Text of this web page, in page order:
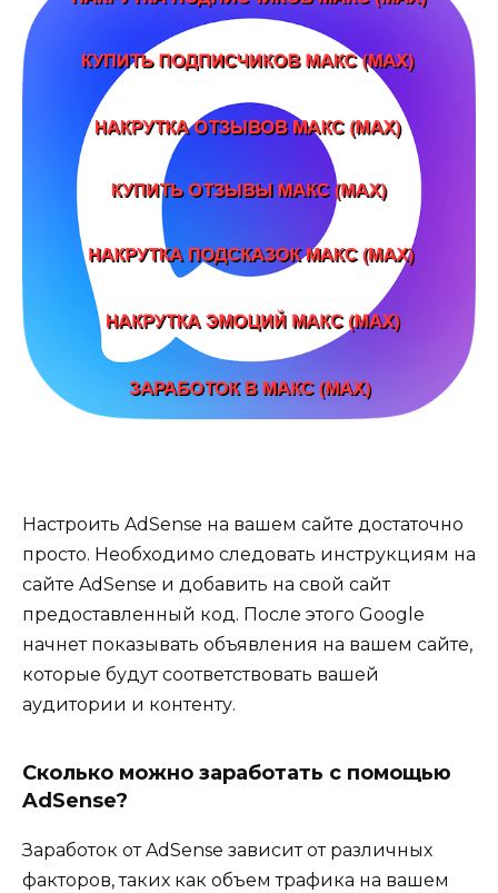
Настроить AdSense на вашем сайте достаточно
просто. Необходимо следовать инструкциям на
сайте AdSense и добавить на свой сайт
предоставленный код. После этого Google
начнет показывать объявления на вашем сайте,
которые будут соответствовать вашей
аудитории и контенту.
Сколько можно заработать с помощью
AdSense?
Заработок от AdSense зависит от различных
факторов, таких как объем трафика на вашем